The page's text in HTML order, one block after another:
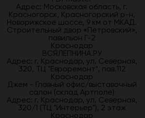
Адрес: Московская область, г.
Красногорск, Красногорский р-н,
Новорижское шоссе, 9 км от МКАД.
Строительный двор «Петровский»,
павильон Г-2
Краснодар
ВСЯЛЕПНИНА.РУ
Адрес: г. Краснодар, ул. Северная,
320, ТЦ "Евроремонт", пав.112
Краснодар
Джем - Главный офис/выставочный
салон (склад Артполе)
Адрес: г. Краснодар, ул. Северная,
320/1 (ТЦ "Интерьер"), 2 этаж
Краснодар